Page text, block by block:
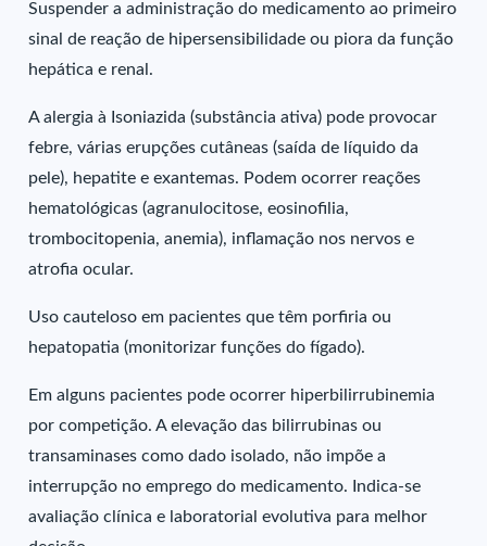
Suspender a administração do medicamento ao primeiro
sinal de reação de hipersensibilidade ou piora da função
hepática e renal.
A alergia à Isoniazida (substância ativa) pode provocar
febre, várias erupções cutâneas (saída de líquido da
pele), hepatite e exantemas. Podem ocorrer reações
hematológicas (agranulocitose, eosinofilia,
trombocitopenia, anemia), inflamação nos nervos e
atrofia ocular.
Uso cauteloso em pacientes que têm porfiria ou
hepatopatia (monitorizar funções do fígado).
Em alguns pacientes pode ocorrer hiperbilirrubinemia
por competição. A elevação das bilirrubinas ou
transaminases como dado isolado, não impõe a
interrupção no emprego do medicamento. Indica-se
avaliação clínica e laboratorial evolutiva para melhor